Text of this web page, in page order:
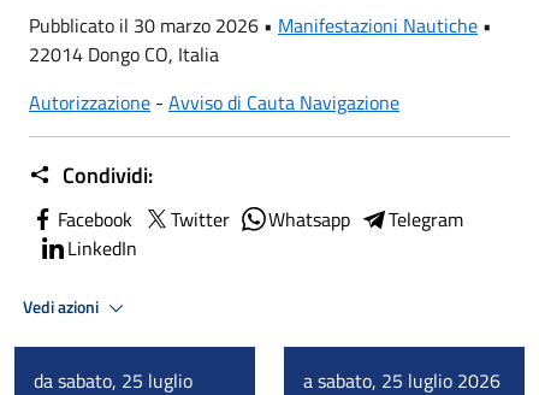
Pubblicato il 30 marzo 2026 • Manifestazioni Nautiche •
22014 Dongo CO, Italia
Autorizzazione - Avviso di Cauta Navigazione
Condividi:
Facebook Twitter Whatsapp
Telegram
LinkedIn
Vedi azioni
da sabato, 25 luglio
a sabato, 25 luglio 2026